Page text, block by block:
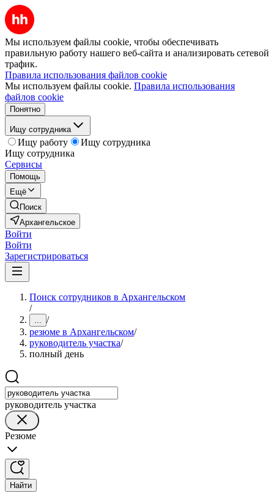
Мы используем файлы cookie, чтобы обеспечивать
правильную работу нашего веб-сайта и анализировать сетевой
трафик.
Правила использования файлов cookie
Мы используем файлы cookie. Правила использования
файлов cookie
Понятно
Ищу сотрудника
Ищу работу
Ищу сотрудника
Ищу сотрудника
Сервисы
Помощь
Ещё
Поиск
Архангельское
Войти
Войти
Зарегистрироваться
Поиск сотрудников в Архангельском
/
... /
резюме в Архангельском/
руководитель участка/
полный день
руководитель участка
Резюме
Найти